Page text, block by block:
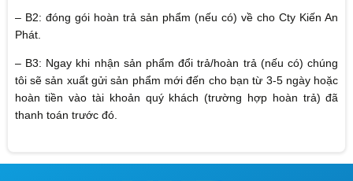
– B2: đóng gói hoàn trả sản phẩm (nếu có) về cho Cty Kiến An
Phát.
– B3: Ngay khi nhận sản phẩm đổi trả/hoàn trả (nếu có) chúng
tôi sẽ sản xuất gửi sản phẩm mới đến cho bạn từ 3-5 ngày hoặc
hoàn tiền vào tài khoản quý khách (trường hợp hoàn trả) đã
thanh toán trước đó.